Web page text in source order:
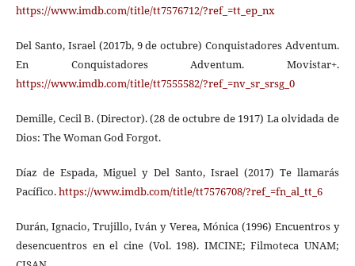
https://www.imdb.com/title/tt7576712/?ref_=tt_ep_nx
Del Santo, Israel (2017b, 9 de octubre) Conquistadores Adventum.
En Conquistadores Adventum. Movistar+.
https://www.imdb.com/title/tt7555582/?ref_=nv_sr_srsg_0
Demille, Cecil B. (Director). (28 de octubre de 1917) La olvidada de
Dios: The Woman God Forgot.
Díaz de Espada, Miguel y Del Santo, Israel (2017) Te llamarás
Pacífico.https://www.imdb.com/title/tt7576708/?ref_=fn_al_tt_6
Durán, Ignacio, Trujillo, Iván y Verea, Mónica (1996) Encuentros y
desencuentros en el cine (Vol. 198). IMCINE; Filmoteca UNAM;